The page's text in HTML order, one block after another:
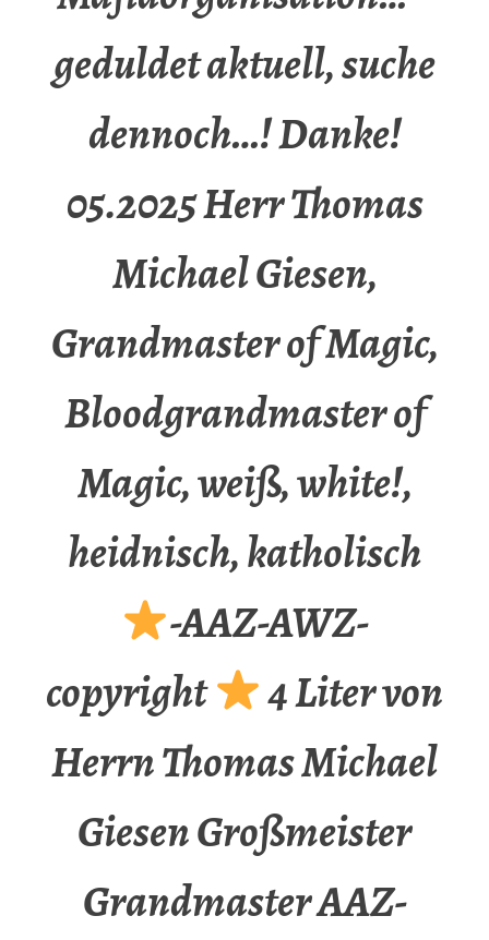
geduldet aktuell, suche
dennoch…! Danke!
05.2025 Herr Thomas
Michael Giesen,
Grandmaster of Magic,
Bloodgrandmaster of
Magic, weiß, white!,
heidnisch, katholisch
-AAZ-AWZ-
copyright
4 Liter von
Herrn Thomas Michael
Giesen Großmeister
Grandmaster AAZ-